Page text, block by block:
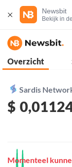
Newsbit
Bekijk in
Overzicht
Sardis
$
Momenteel